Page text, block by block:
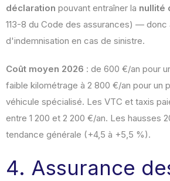
déclaration pouvant entraîner la nullité
113-8 du Code des assurances) —
d'indemnisation en cas de sinistre.
Coût moyen 2026 : de 600 €/an pour
faible kilométrage à 2 800 €/an pour un
véhicule spécialisé. Les VTC et taxis
entre 1 200 et 2 200 €/an. Les hausses
tendance générale (+4,5 à +5,5 %).
4. Assurance